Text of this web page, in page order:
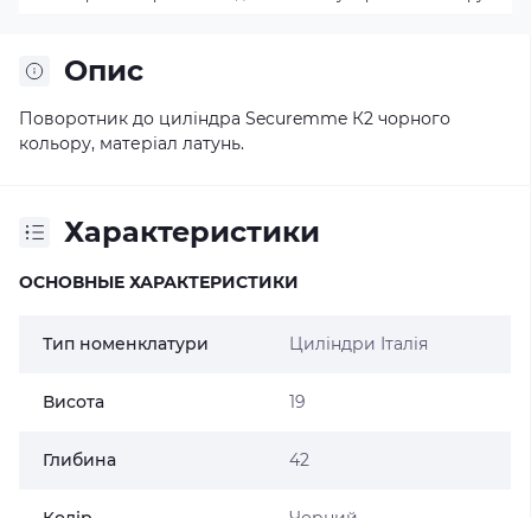
Опис
Поворотник до циліндра Securemme К2 чорного
кольору, матеріал латунь.
Характеристики
ОСНОВНЫЕ ХАРАКТЕРИСТИКИ
Тип номенклатури Циліндри Італія
Висота 19
Глибина 42